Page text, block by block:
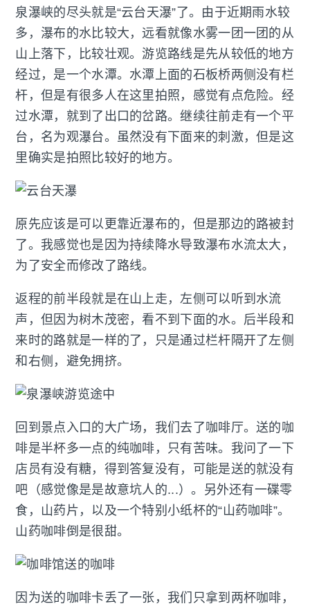
泉瀑峡的尽头就是“云台天瀑”了。由于近期雨水较
多，瀑布的水比较大，远看就像水雾一团一团的从
山上落下，比较壮观。游览路线是先从较低的地方
经过，是一个水潭。水潭上面的石板桥两侧没有栏
杆，但是有很多人在这里拍照，感觉有点危险。经
过水潭，就到了出口的岔路。继续往前走有一个平
台，名为观瀑台。虽然没有下面来的刺激，但是这
里确实是拍照比较好的地方。
原先应该是可以更靠近瀑布的，但是那边的路被封
了。我感觉也是因为持续降水导致瀑布水流太大，
为了安全而修改了路线。
返程的前半段就是在山上走，左侧可以听到水流
声，但因为树木茂密，看不到下面的水。后半段和
来时的路就是一样的了，只是通过栏杆隔开了左侧
和右侧，避免拥挤。
回到景点入口的大广场，我们去了咖啡厅。送的咖
啡是半杯多一点的纯咖啡，只有苦味。我问了一下
店员有没有糖，得到答复没有，可能是送的就没有
吧（感觉像是是故意坑人的...）。另外还有一碟零
食，山药片，以及一个特别小纸杯的“山药咖啡”。
山药咖啡倒是很甜。
因为送的咖啡卡丢了一张，我们只拿到两杯咖啡，